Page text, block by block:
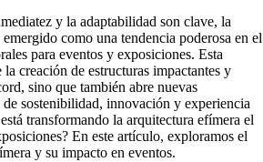
y la adaptabilidad son clave, la
emergido como una tendencia poderosa en el
para eventos y exposiciones. Esta
creación de estructuras impactantes y
sino que también abre nuevas
sostenibilidad, innovación y experiencia
transformando la arquitectura efímera el
En este artículo, exploramos el
y su impacto en eventos.